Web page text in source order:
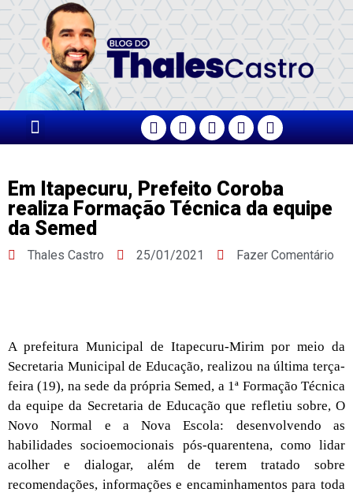
Em Itapecuru, Prefeito Coroba
realiza Formação Técnica da equipe
da Semed
Thales Castro 25/01/2021 Fazer Comentário
A prefeitura Municipal de Itapecuru-Mirim por meio da
Secretaria Municipal de Educação, realizou na última terça-
feira (19), na sede da própria Semed, a 1ª Formação Técnica
da equipe da Secretaria de Educação que refletiu sobre, O
Novo Normal e a Nova Escola: desenvolvendo as
habilidades socioemocionais pós-quarentena, como lidar
acolher e dialogar, além de terem tratado sobre
recomendações, informações e encaminhamentos para toda